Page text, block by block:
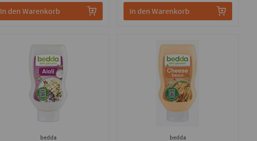
In den Warenkorb In den Warenkorb
bedda bedda